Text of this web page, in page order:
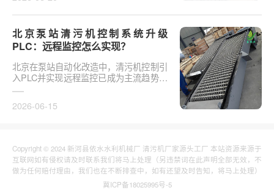
北京泵站清污机控制系统升级
PLC：远程监控怎么实现？
北京在泵站自动化改造中，清污机控制引
入PLC并实现远程监控已成为主流趋势。
传统清污机多采用继电器硬接线，无法实
2026-06-15
Copyright © 2024 新河县依水水利机械厂 清污机厂家源头工厂 本站资源来源于
互联网如有侵权请及时联系我们将马上处理（另违禁词在此声明全部无效，不
做为任何赔付理由，我们也在不断排查中，如有还望及时告知，将马上处理）
冀ICP备18025995号-5